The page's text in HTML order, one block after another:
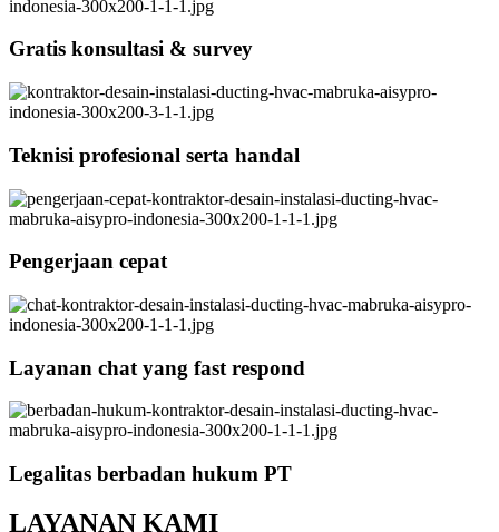
Gratis konsultasi & survey
Teknisi profesional serta handal
Pengerjaan cepat
Layanan chat yang fast respond
Legalitas berbadan hukum PT
LAYANAN KAMI